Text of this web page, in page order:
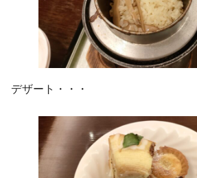
デザート・・・